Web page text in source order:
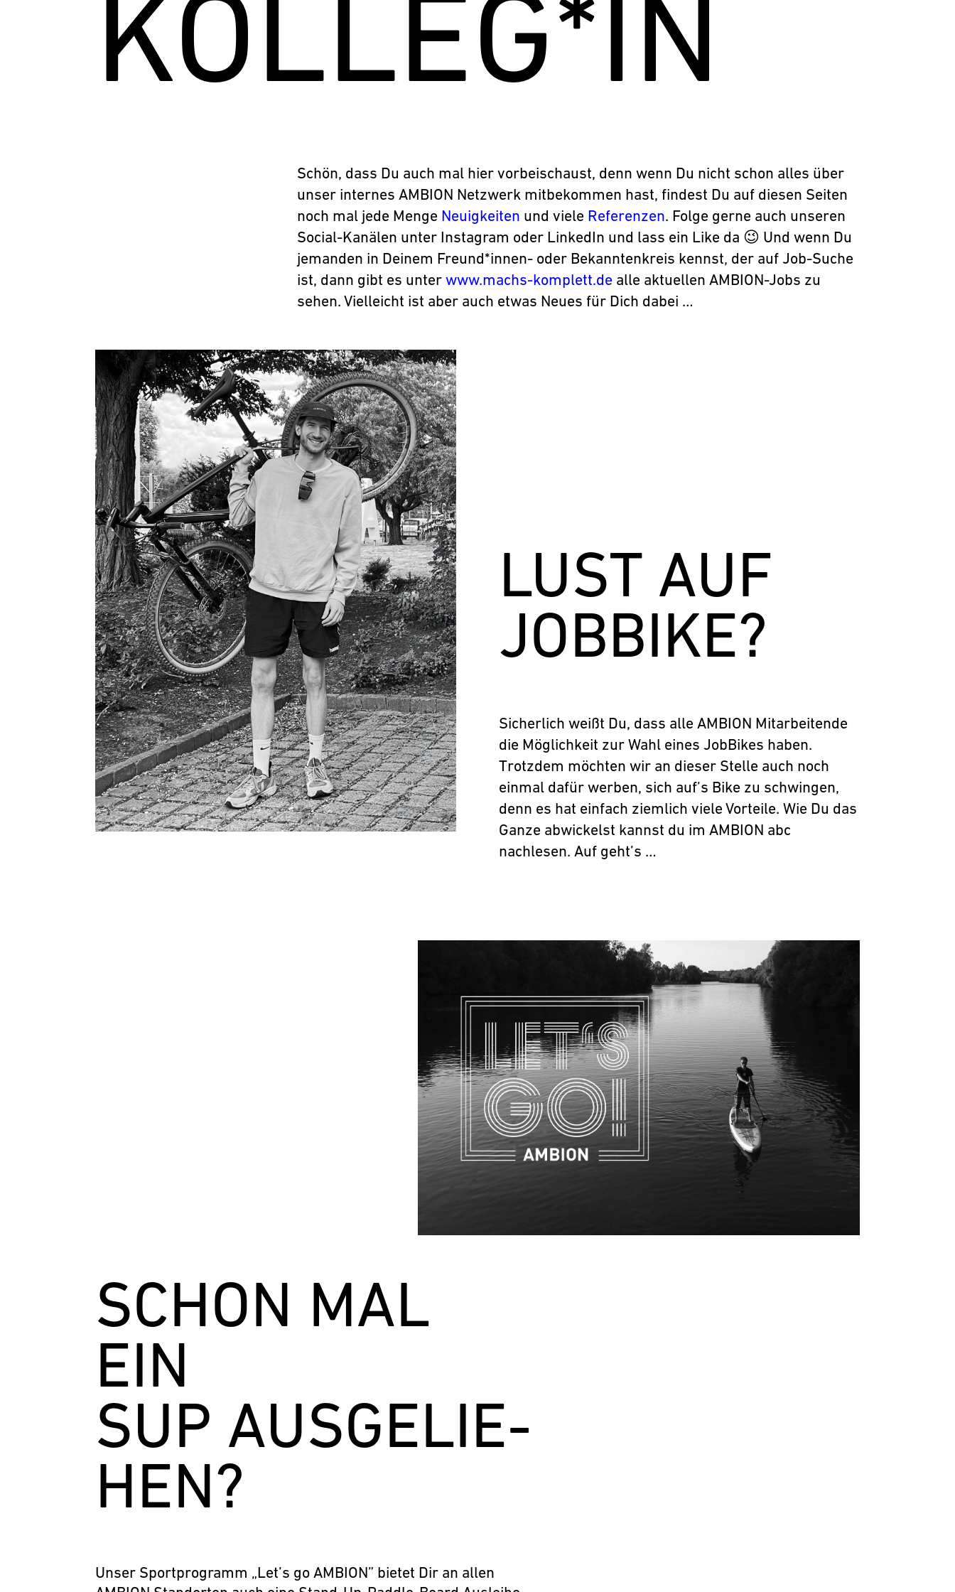
KOLLEG*IN
Schön, dass Du auch mal hier vorbeischaust, denn wenn Du nicht schon alles über
unser internes AMBION Netzwerk mitbekommen hast, findest Du auf diesen Seiten
noch mal jede Menge Neuigkeiten und viele Referenzen. Folge gerne auch unseren
Social-Kanälen unter Instagram oder LinkedIn und lass ein Like da 😉 Und wenn Du
jemanden in Deinem Freund*innen- oder Bekanntenkreis kennst, der auf Job-Suche
ist, dann gibt es unter www.machs-komplett.de alle aktuellen AMBION-Jobs zu
sehen. Vielleicht ist aber auch etwas Neues für Dich dabei …
LUST AUF
JOBBIKE?
Sicherlich weißt Du, dass alle AMBION Mitarbeitende
die Möglichkeit zur Wahl eines JobBikes haben.
Trotzdem möchten wir an dieser Stelle auch noch
einmal dafür werben, sich auf’s Bike zu schwingen,
denn es hat einfach ziemlich viele Vorteile. Wie Du das
Ganze abwickelst kannst du im AMBION abc
nachlesen. Auf geht’s …
SCHON MAL
EIN
SUP AUS­GE­LIE­
HEN?
Unser Sportprogramm „Let’s go AMBION” bietet Dir an allen